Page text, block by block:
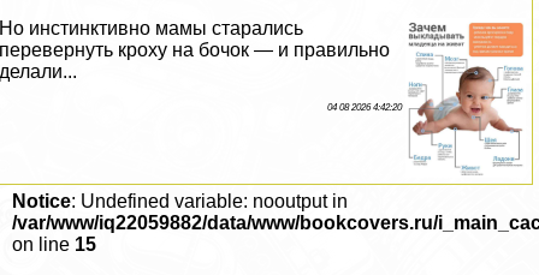
Но инстинктивно мамы старались
перевернуть кроху на бочок — и правильно
делали...
04 08 2026 4:42:20
Notice: Undefined variable: nooutput in
/var/www/iq22059882/data/www/bookcovers.ru/
on line 15